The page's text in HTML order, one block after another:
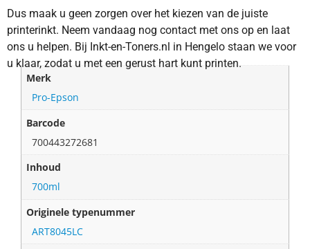
Dus maak u geen zorgen over het kiezen van de juiste
printerinkt. Neem vandaag nog contact met ons op en laat
ons u helpen. Bij Inkt-en-Toners.nl in Hengelo staan we voor
u klaar, zodat u met een gerust hart kunt printen.
Merk
Pro-Epson
Barcode
700443272681
Inhoud
700ml
Originele typenummer
ART8045LC